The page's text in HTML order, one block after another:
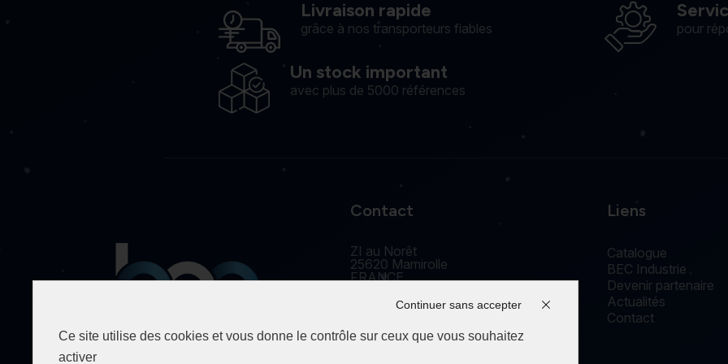
Livraison rapide
grâce à nos transporteurs fiables pour
Un stock important
avec plus de 5000 références
Spécialiste de la fourniture
Contact
ZI au Norêt
25620 Mamirolle
FRANCE
+33(0) 3 81 55 77 44
Liens
Catalogue
BEC Industrie
Devenir partenaire
Actualités
Contact
Ce site utilise des cookies et vous donne le contrôle sur ceux que vous souhaitez
activer
Continuer sans accepter